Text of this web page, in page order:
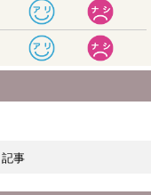
記事